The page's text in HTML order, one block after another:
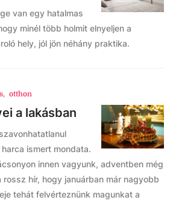
van egy hatalmas
minél több holmit elnyeljen a
hely, jól jön néhány praktika.
, otthon
a lakásban
ismert mondata.
innen vagyunk, adventben még
rossz hír, hogy januárban már nagyobb
tehát felvérteznünk magunkat a